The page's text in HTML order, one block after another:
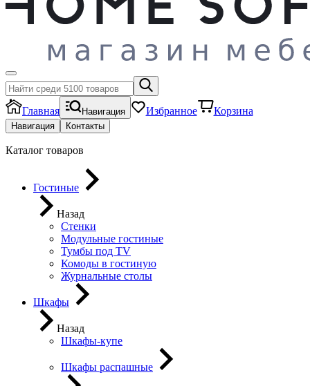
Главная Навигация Избранное Корзина
Навигация Контакты
Каталог товаров
Гостиные
Назад
Стенки
Модульные гостиные
Тумбы под ТV
Комоды в гостиную
Журнальные столы
Шкафы
Назад
Шкафы-купе
Шкафы распашные